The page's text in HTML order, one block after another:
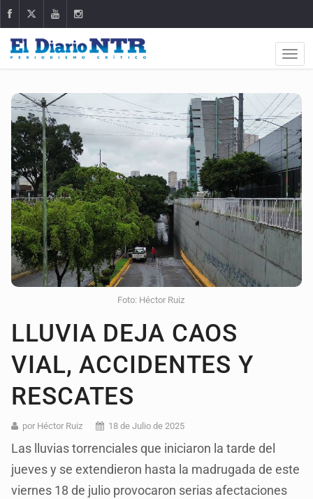
Foto: Héctor Ruiz
LLUVIA DEJA CAOS
VIAL, ACCIDENTES Y
RESCATES
por Héctor Ruiz 18 de Julio de 2025
Las lluvias torrenciales que iniciaron la tarde del
jueves y se extendieron hasta la madrugada de este
viernes 18 de julio provocaron serias afectaciones